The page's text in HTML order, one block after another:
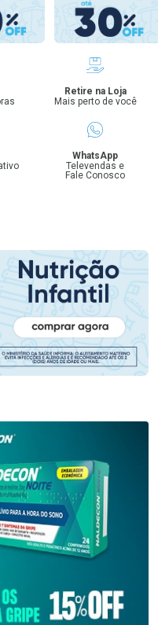
Retire na Loja
Mais perto de você
WhatsApp
Televendas e
Fale Conosco